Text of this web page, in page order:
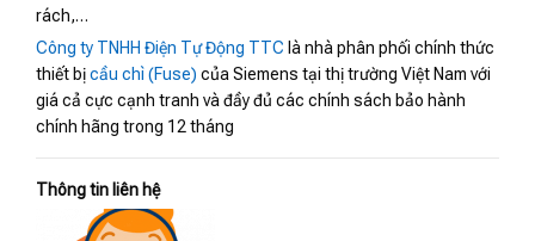
rách,…
Công ty TNHH Điện Tự Động TTC là nhà phân phối chính thức
thiết bịcầu chì (Fuse) của Siemens tại thị trường Việt Nam với
giá cả cực cạnh tranh và đầy đủ các chính sách bảo hành
chính hãng trong 12 tháng
Thông tin liên hệ